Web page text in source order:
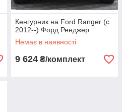
Кенгурник на Ford Ranger (c
2012--) Форд Ренджер
Немає в наявності
9 624 ₴/комплект